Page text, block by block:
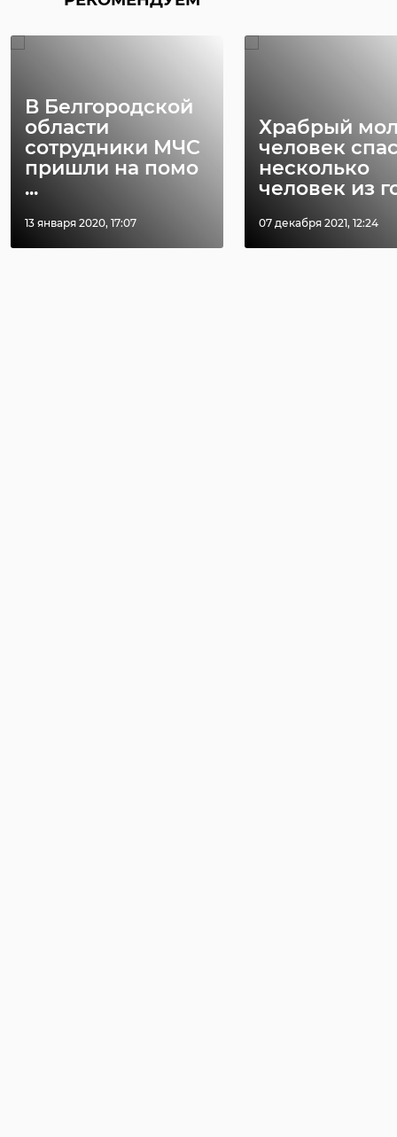
В Белгородской
области
сотрудники МЧС
пришли на помо
...
13 января 2020, 17:07
Храбрый
человек
несколько
человек из
07 декабря 2021, 12:24